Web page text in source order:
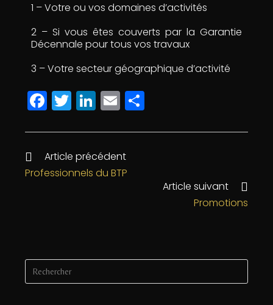
1 – Votre ou vos domaines d’activités
2 – Si vous êtes couverts par la Garantie
Décennale pour tous vos travaux
3 – Votre secteur géographique d’activité
F
a
c
e
b
T
w
itt
e
r
Li
n
k
e
dI
E
m
ai
l
rt
Article précédent
Professionnels du BTP
Article suivant
Promotions